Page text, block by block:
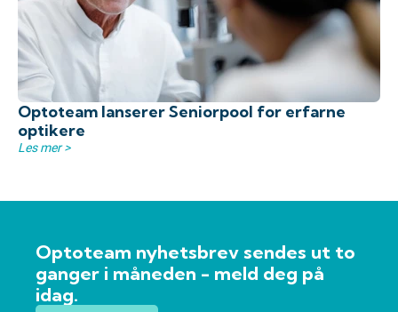
Optoteam lanserer Seniorpool for erfarne
optikere
Les mer >
Optoteam nyhetsbrev sendes ut to
ganger i måneden - meld deg på
idag.